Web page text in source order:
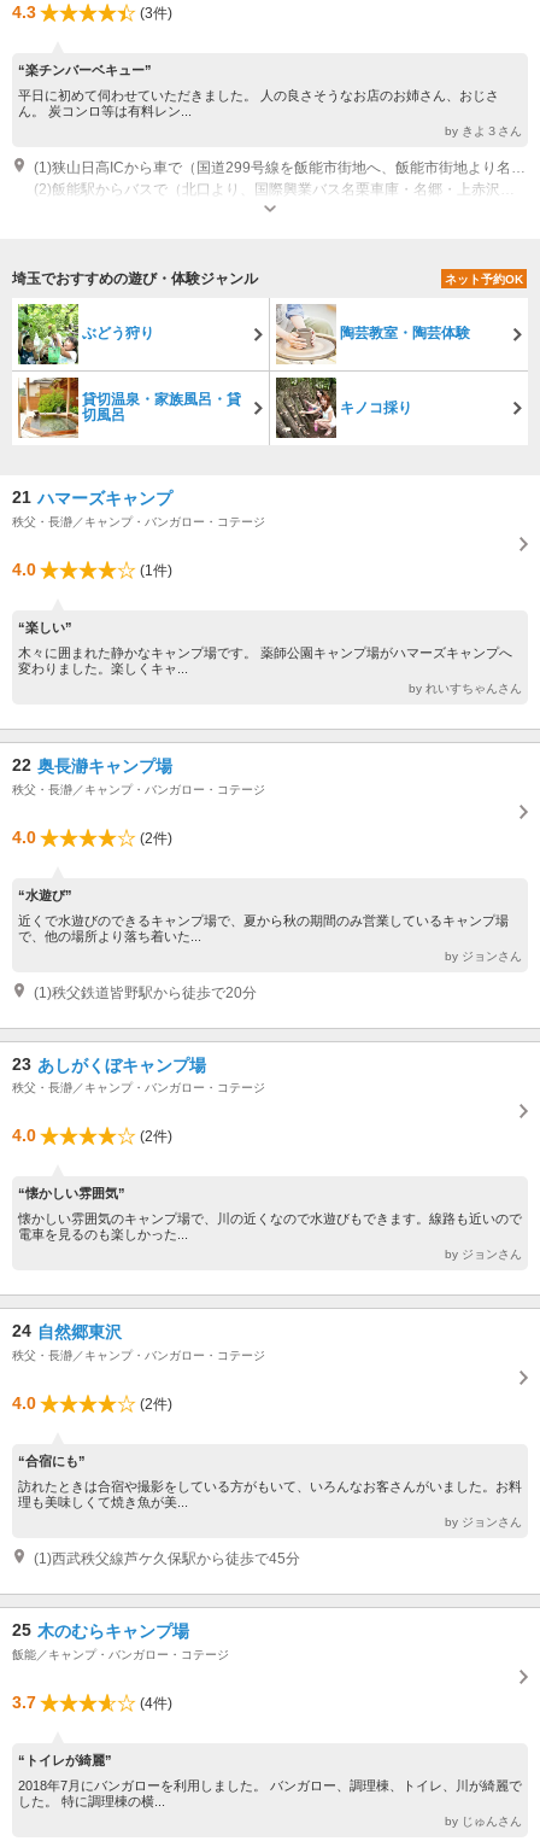
4.3 (3件)
“楽チンバーベキュー”
平日に初めて伺わせていただきました。 人の良さそうなお店のお姉さん、おじさ
ん。 炭コンロ等は有料レン...
by きよ３さん
(1)狭山日高ICから車で（国道299号線を飯能市街地へ、飯能市街地より名栗方面へ直進約10km)
営業：4月～11月 9:00～17:00 ストアーは通年営業。バーベキュー＆川遊び
埼玉でおすすめの遊び・体験ジャンル ネット予約OK
ぶどう狩り 陶芸教室・陶芸体験
貸切温泉・家族風呂・貸
切風呂
キノコ採り
21 ハマーズキャンプ
秩父・長瀞／キャンプ・バンガロー・コテージ
4.0 (1件)
“楽しい”
木々に囲まれた静かなキャンプ場です。 薬師公園キャンプ場がハマーズキャンプへ
変わりました。楽しくキャ...
by れいすちゃんさん
22 奥長瀞キャンプ場
秩父・長瀞／キャンプ・バンガロー・コテージ
4.0 (2件)
“水遊び”
近くで水遊びのできるキャンプ場で、夏から秋の期間のみ営業しているキャンプ場
で、他の場所より落ち着いた...
by ジョンさん
(1)秩父鉄道皆野駅から徒歩で20分
23 あしがくぼキャンプ場
秩父・長瀞／キャンプ・バンガロー・コテージ
4.0 (2件)
“懐かしい雰囲気”
懐かしい雰囲気のキャンプ場で、川の近くなので水遊びもできます。線路も近いので
電車を見るのも楽しかった...
by ジョンさん
24 自然郷東沢
秩父・長瀞／キャンプ・バンガロー・コテージ
4.0 (2件)
“合宿にも”
訪れたときは合宿や撮影をしている方がもいて、いろんなお客さんがいました。お料
理も美味しくて焼き魚が美...
by ジョンさん
(1)西武秩父線芦ケ久保駅から徒歩で45分
25 木のむらキャンプ場
飯能／キャンプ・バンガロー・コテージ
3.7 (4件)
“トイレが綺麗”
2018年7月にバンガローを利用しました。 バンガロー、調理棟、トイレ、川が綺麗で
した。 特に調理棟の横...
by じゅんさん